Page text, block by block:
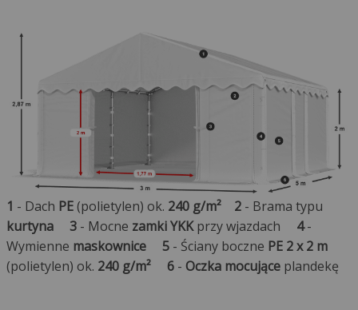
1 - Dach PE(polietylen) ok. 240 g/m² 2- Brama typu
kurtyna
3- Mocne zamki YKKprzy wjazdach 4-
Wymienne maskownice 5- Ściany boczne PE 2 x 2 m
(polietylen) ok. 240 g/m² 6- Oczka mocująceplandekę